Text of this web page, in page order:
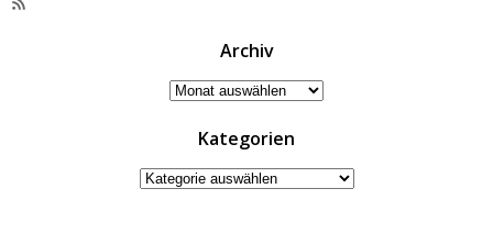
RSS-
Archiv
Archiv
Kategorien
Kategorien